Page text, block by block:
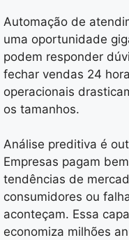
Automação de
uma oportunidade
podem responder
fechar vendas 24
operacionais
os tamanhos.
Análise preditiva é
Empresas pagam
tendências de
consumidores ou
aconteçam. Essa
economiza milhões